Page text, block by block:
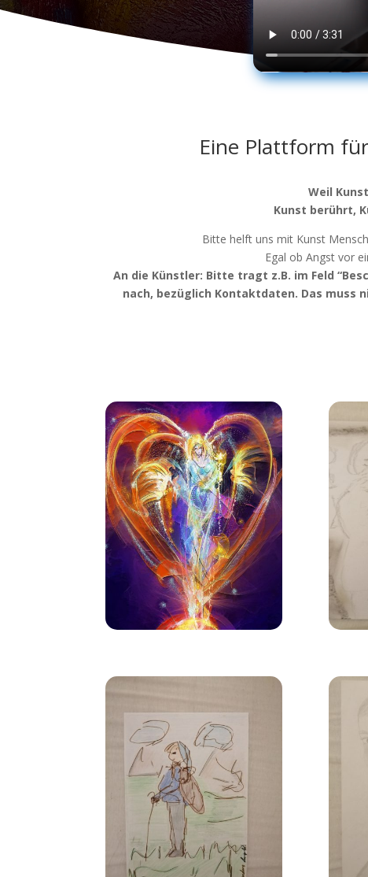
Eine Plattform
Weil
Kunst berührt,
Bit­te helft uns mit Kunst
Egal ob Angst vor
An die Künst­ler: Bit­te tragt z.B. im Feld
nach, bezüg­lich Kon­takt­da­ten. Das muss